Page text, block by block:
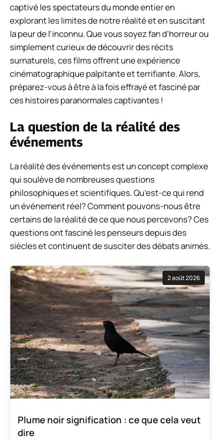
captivé les spectateurs du monde entier en
explorant les limites de notre réalité et en suscitant
la peur de l’inconnu. Que vous soyez fan d’horreur ou
simplement curieux de découvrir des récits
surnaturels, ces films offrent une expérience
cinématographique palpitante et terrifiante. Alors,
préparez-vous à être à la fois effrayé et fasciné par
ces histoires paranormales captivantes !
La question de la réalité des
événements
La réalité des événements est un concept complexe
qui soulève de nombreuses questions
philosophiques et scientifiques. Qu’est-ce qui rend
un événement réel? Comment pouvons-nous être
certains de la réalité de ce que nous percevons? Ces
questions ont fasciné les penseurs depuis des
siècles et continuent de susciter des débats animés.
2 août 2026
Plume noir signification : ce que cela veut
dire